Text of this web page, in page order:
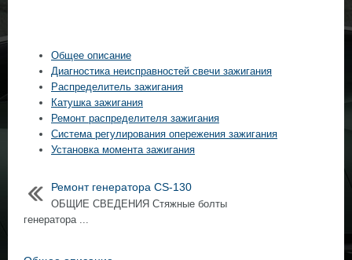
Общее описание
Диагностика неисправностей свечи зажигания
Распределитель зажигания
Катушка зажигания
Ремонт распределителя зажигания
Система регулирования опережения зажигания
Установка момента зажигания
Ремонт генератора CS-130
ОБЩИЕ СВЕДЕНИЯ Стяжные болты
генератора ...